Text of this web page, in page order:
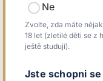
Ne
Zvolte, zda máte
18 let (zletilé děti se z
ještě studují).
Jste schopni